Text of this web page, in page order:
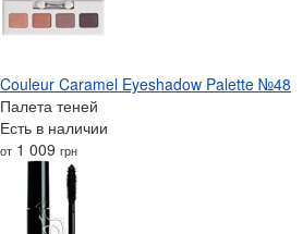
Couleur Caramel Eyeshadow Palette №48
Палета теней
Есть в наличии
от 1 009 грн